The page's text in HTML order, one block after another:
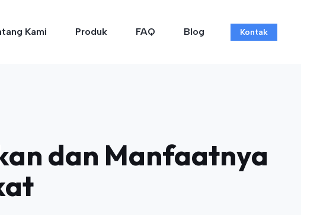
Kami Produk FAQ Blog Kontak
dan Manfaatnya